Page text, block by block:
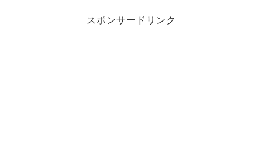
スポンサードリンク